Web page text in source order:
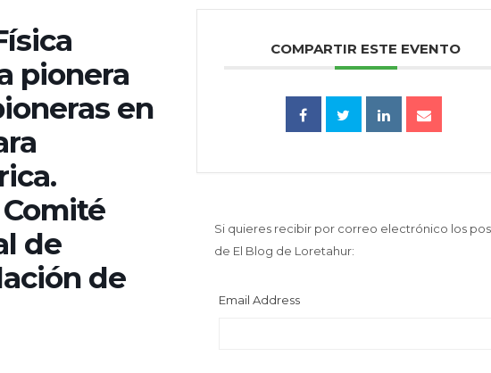
pionera
en
de
de
COMPARTIR ESTE EVENTO
Si quieres recibir por correo electrónico los
de El Blog de Loretahur:
Email Address